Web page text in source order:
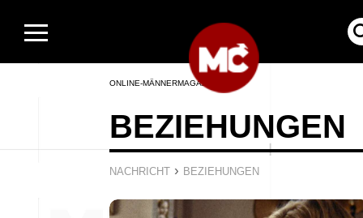
ONLINE-MÄNNERMAGAZIN
BEZIEHUNGEN
NACHRICHT › BEZIEHUNGEN